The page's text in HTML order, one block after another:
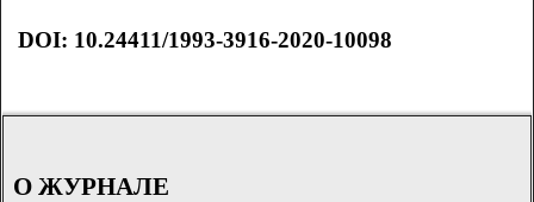
DOI: 10.24411/1993-3916-2020-10098
О ЖУРНАЛЕ